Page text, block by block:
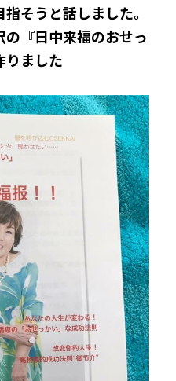
そうと話しました。
『日中来福のおせっ
りました